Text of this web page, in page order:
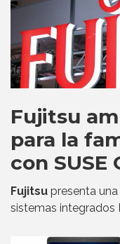
Fujitsu
para la
con SUSE
Fujitsu presenta
sistemas integrados